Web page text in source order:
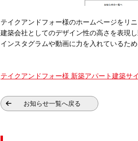
テイクアンドフォー様のホームページをリ
建築会社としてのデザイン性の高さを表現
インスタグラムや動画に力を入れているた
テイクアンドフォー様 新築アパート建築サ
お知らせ一覧へ戻る